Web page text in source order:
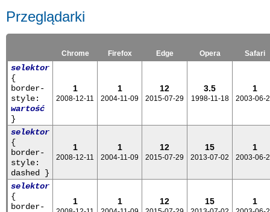
Przeglądarki
Chrome Firefox Edge Opera Safari
selektor
{
border-
style:
wartość
}
1
2008-12-11
1
2004-11-09
12
2015-07-29
3.5
1998-11-18
1
2003-06-
selektor
{
border-
style:
dashed }
1
2008-12-11
1
2004-11-09
12
2015-07-29
15
2013-07-02
1
2003-06-
selektor
{
border-
1 1 12 15 1